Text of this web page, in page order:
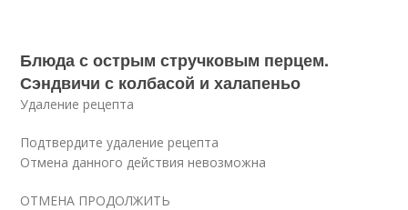
Блюда с острым стручковым перцем.
Сэндвичи с колбасой и халапеньо
Удаление рецепта
Подтвердите удаление рецепта
Отмена данного действия невозможна
ОТМЕНА ПРОДОЛЖИТЬ